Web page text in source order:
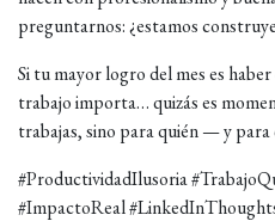
preguntarnos: ¿estamos
Si tu mayor logro del mes es
trabajo importa… quizás es
trabajas, sino para quién — y para
#ProductividadIlusoria
#ImpactoReal